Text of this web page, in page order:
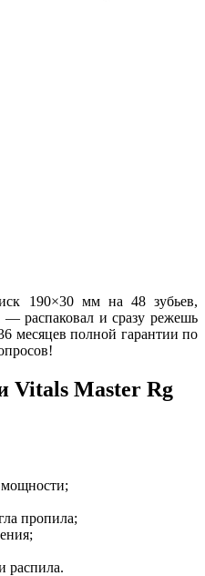
190×30 мм на 48 зубьев,
распаковал и сразу режешь
месяцев полной гарантии по
Vitals Master Rg
пропила;
распила.